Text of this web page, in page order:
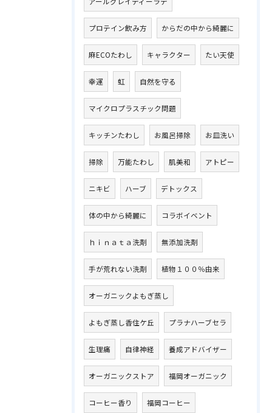
プロテイン飲み方 からだの中から綺麗に
麻ECOたわし キャラクター たい天使
幸運 虹 自然を守る
マイクロプラスチック問題
キッチンたわし お風呂掃除 お皿洗い
掃除 万能たわし 肌美和 アトピー
ニキビ ハーブ デトックス
体の中から綺麗に コラボイベント
ｈｉｎａｔａ洗剤 無添加洗剤
手が荒れない洗剤 植物１００％由来
オーガニックよもぎ蒸し
よもぎ蒸し香住ケ丘 プラナハーブセラ
生理痛 自律神経 養成アドバイザー
オーガニックストア 福岡オーガニック
コーヒー香り 福岡コーヒー